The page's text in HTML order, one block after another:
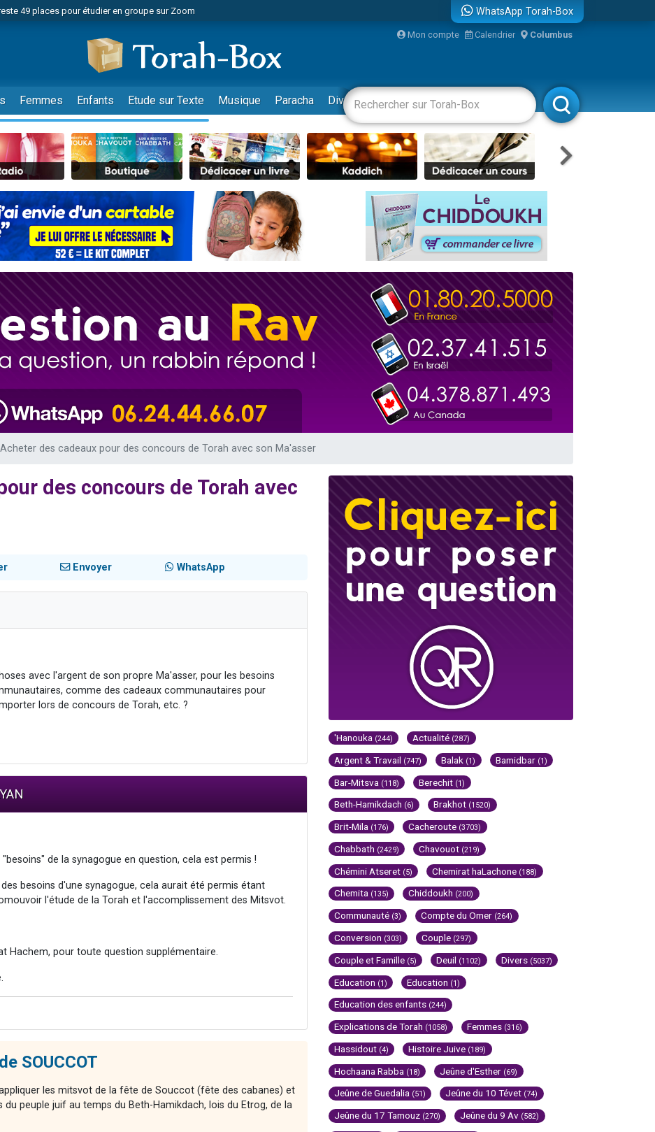
49 places pour étudier en groupe sur Zoom
viennent de nous rejoindre sur WhatsApp
viennent de nous rejoindre sur WhatsApp
personnes viennent de faire un don pour Reloger Rivka, 6 enfants, victime de violences...
viennent de faire un don pour 1 Journée de Vacances Pour les Enfants
viennent de demander une bénédiction
viennent de nous rejoindre sur WhatsApp
49 places pour étudier en groupe sur Zoom
de donner son Maasser
viennent de nous rejoindre sur WhatsApp
viennent de nous rejoindre sur WhatsApp
vient de donner son Maasser
viennent de faire un don pour 5 jours de vacances aux Orphelins
viennent de nous rejoindre sur WhatsApp
viennent de demander une bénédiction
49 places pour étudier en groupe sur Zoom
nouvelles musiques dans Torah-Box Music
viennent de demander une bénédiction
WhatsApp Torah-Box
Mon compte Calendrier Columbus
Femmes Enfants Etude sur Texte Musique Paracha Divertissements Livres Rabbanim
Acheter des cadeaux pour des concours de Torah avec son Ma'asser
des concours de Torah avec
Envoyer WhatsApp
avec l'argent de son propre Ma'asser, pour les besoins
comme des cadeaux communautaires pour
lors de concours de Torah, etc. ?
de la synagogue en question, cela est permis !
besoins d'une synagogue, cela aurait été permis étant
l'étude de la Torah et l'accomplissement des Mitsvot.
Hachem, pour toute question supplémentaire.
SOUCCOT
les mitsvot de la fête de Souccot (fête des cabanes) et
du peuple juif au temps du Beth-Hamikdach, lois du Etrog, de la
'Hanouka (244) Actualité (287)
Argent & Travail (747) Balak (1) Bamidbar (1)
Bar-Mitsva (118) Berechit (1)
Beth-Hamikdach (6) Brakhot (1520)
Brit-Mila (176) Cacheroute (3703)
Chabbath (2429) Chavouot (219)
Chémini Atseret (5) Chemirat haLachone (188)
Chemita (135) Chiddoukh (200)
Communauté (3) Compte du Omer (264)
Conversion (303) Couple (297)
Couple et Famille (5) Deuil (1102) Divers (5037)
Education (1) Education (1)
Education des enfants (244)
Explications de Torah (1058) Femmes (316)
Hassidout (4) Histoire Juive (189)
Hochaana Rabba (18) Jeûne d'Esther (69)
Jeûne de Guedalia (51) Jeûne du 10 Tévet (74)
Jeûne du 17 Tamouz (270) Jeûne du 9 Av (582)